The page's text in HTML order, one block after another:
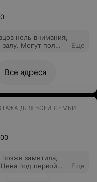
ноль внимания,
Могут пол
на
для пенсионеров
разом
и хуже.
Еще
Все адреса
ДЛЯ ВСЕЙ СЕМЬИ
заметила,
под первой
Еще